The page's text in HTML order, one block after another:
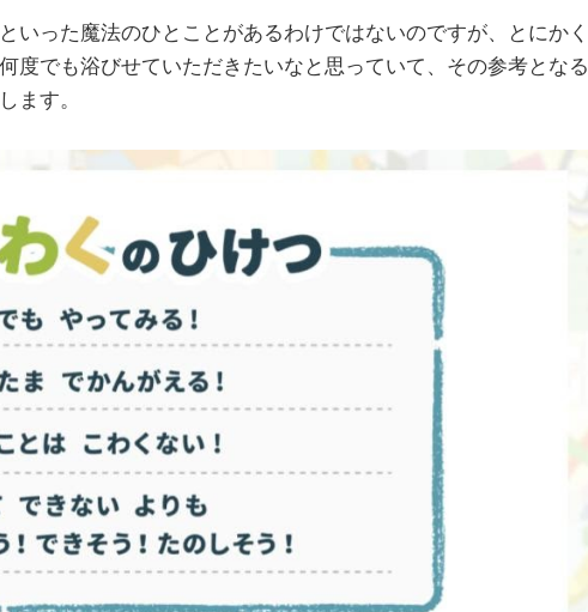
いった魔法のひとことがあるわけではないのですが、とにかく
度でも浴びせていただきたいなと思っていて、その参考となる
ます。